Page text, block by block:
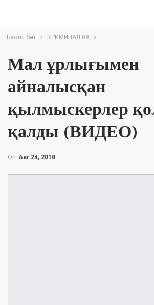
Басты бет КРИМИНАЛ 08
Мал ұрлығымен
айналысқан
қылмыскерлер
қалды (ВИДЕО)
On Авг 24, 2018